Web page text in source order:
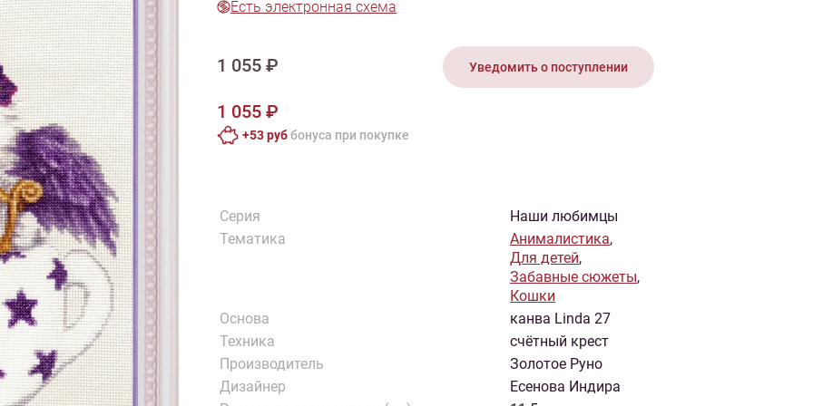
Натюрморт
Птицы
Варежки
Носки Тапочки
Есть электронная схема
1 055 ₽ Уведомить о поступлении
1 055 ₽
+53 руббонусa при покупке
Серия
Наши любимцы
Тематика
Анималистика,
Для детей,
Забавные сюжеты,
Кошки
Основа
канва Linda 27
Техника
счётный крест
Производитель
Золотое Руно
Дизайнер
Есенова Индира